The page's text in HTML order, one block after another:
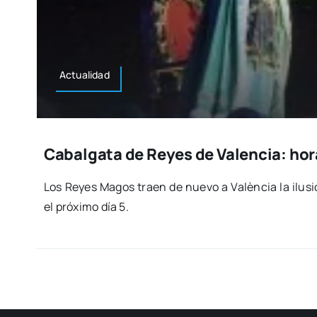
Actua­li­dad
Cabalgata de Reyes de Valencia:
Los Reyes Magos traen de nue­vo a Valèn­cia la
el pró­xi­mo día 5.